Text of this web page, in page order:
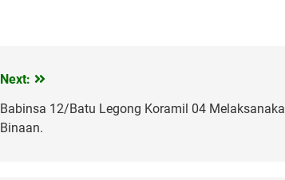
Next:
Babinsa 12/Batu Legong Koramil 04
Binaan.